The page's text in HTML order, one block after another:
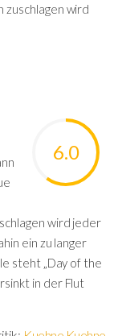
zuschlagen wird
6.0
wird jeder
ein zu langer
steht „Day of the
in der Flut